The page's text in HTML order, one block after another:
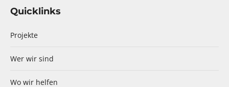
Quicklinks
Projekte
Wer wir sind
Wo wir helfen